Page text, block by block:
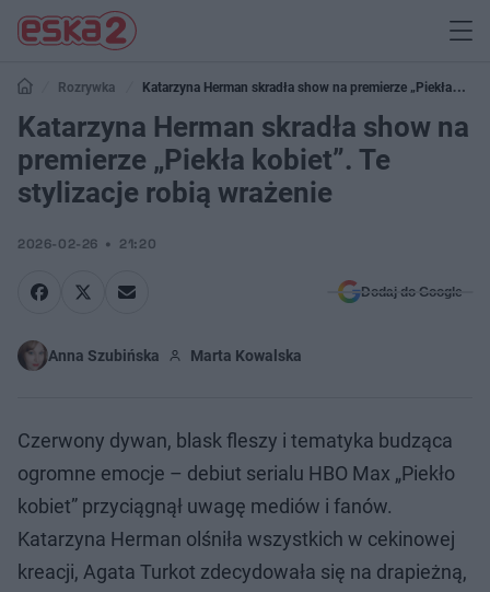
Rozrywka
Katarzyna Herman skradła show na premierze „Piekła
kobiet”. Te stylizacje robią wrażenie
Katarzyna Herman skradła show na
premierze „Piekła kobiet”. Te
stylizacje robią wrażenie
2026-02-26 21:20
Dodaj do Google
Anna Szubińska Marta Kowalska
Czerwony dywan, blask fleszy i tematyka budząca
ogromne emocje – debiut serialu HBO Max „Piekło
kobiet” przyciągnął uwagę mediów i fanów.
Katarzyna Herman olśniła wszystkich w cekinowej
kreacji, Agata Turkot zdecydowała się na drapieżną,